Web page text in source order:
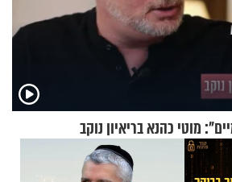
מוטי כהנא בריאיון נוקב